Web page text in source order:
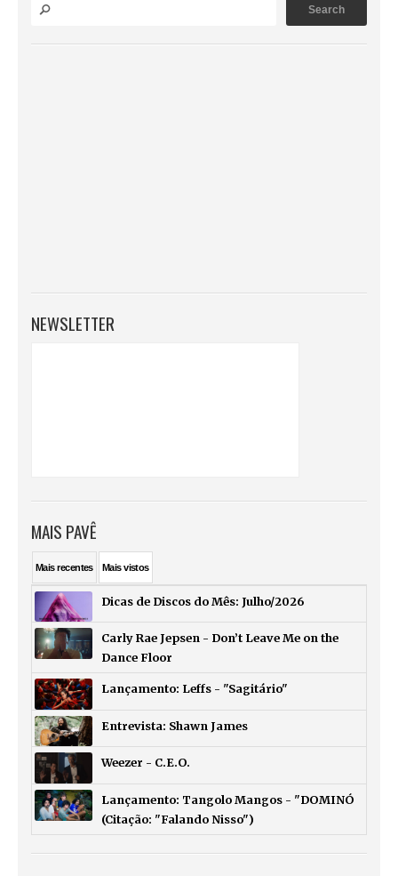
NEWSLETTER
MAIS PAVÊ
Maisrecentes Maisvistos
Dicas de Discos do Mês: Julho/2026
Carly Rae Jepsen - Don’t Leave Me on the
Dance Floor
Lançamento: Leffs - "Sagitário"
Entrevista: Shawn James
Weezer - C.E.O.
Lançamento: Tangolo Mangos - "DOMINÓ
(Citação: "Falando Nisso")